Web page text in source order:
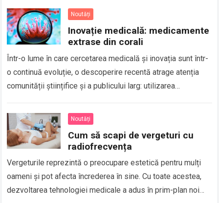
Noutăți
Inovație medicală: medicamente
extrase din corali
Într-o lume în care cercetarea medicală și inovația sunt într-
o continuă evoluție, o descoperire recentă atrage atenția
comunității științifice și a publicului larg: utilizarea
Noutăți
Cum să scapi de vergeturi cu
radiofrecvența
Vergeturile reprezintă o preocupare estetică pentru mulți
oameni și pot afecta încrederea în sine. Cu toate acestea,
dezvoltarea tehnologiei medicale a adus în prim-plan noi